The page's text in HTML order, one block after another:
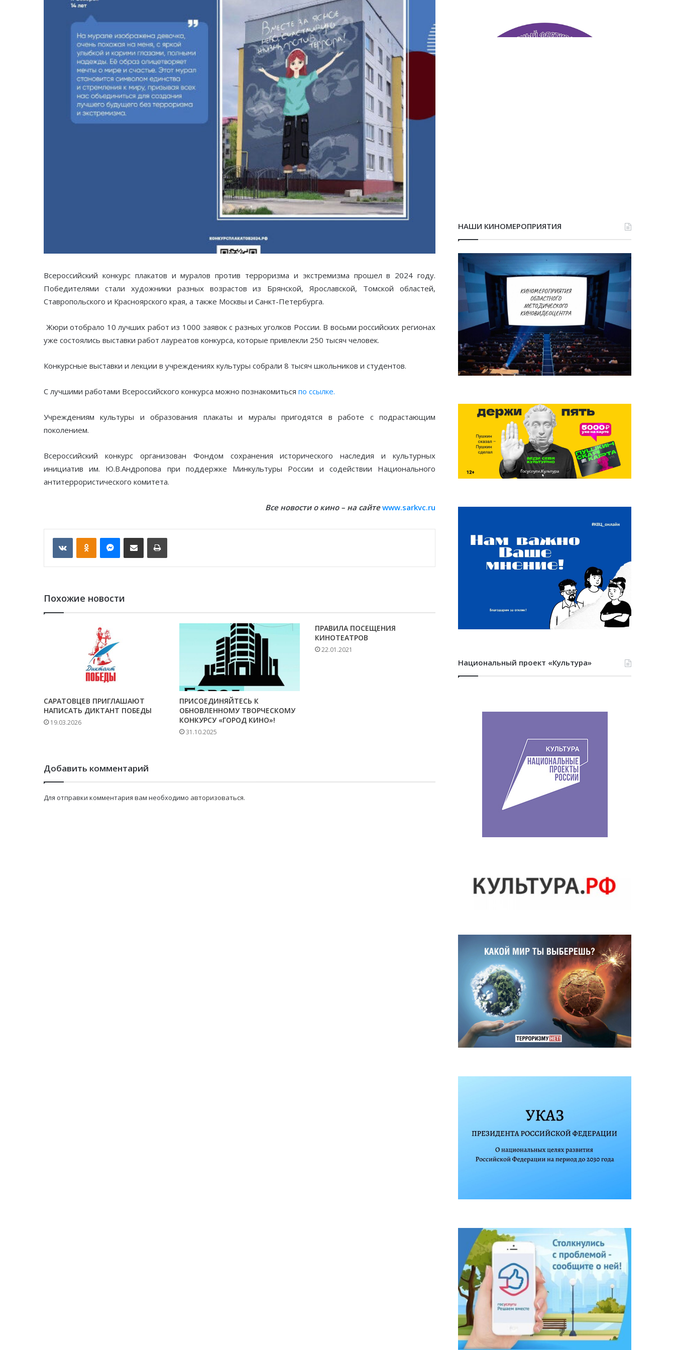
Всероссийский конкурс плакатов и муралов против терроризма и экстремизма прошел в 2024 году.
Победителями стали художники разных возрастов из Брянской, Ярославской, Томской областей,
Ставропольского и Красноярского края, а также Москвы и Санкт-Петербурга.
Жюри отобрало 10 лучших работ из 1000 заявок с разных уголков России. В восьми российских регионах
уже состоялись выставки работ лауреатов конкурса, которые привлекли 250 тысяч человек.
Конкурсные выставки и лекции в учреждениях культуры собрали 8 тысяч школьников и студентов.
С лучшими работами Всероссийского конкурса можно познакомиться по ссылке.
Учреждениям культуры и образования плакаты и муралы пригодятся в работе с подрастающим
поколением.
Всероссийский конкурс организован Фондом сохранения исторического наследия и культурных
инициатив им. Ю.В.Андропова при поддержке Минкультуры России и содействии Национального
антитеррористического комитета.
Все новости о кино – на сайтеwww.sarkvc.ru
VKontakte
Похожие новости
САРАТОВЦЕВ ПРИГЛАШАЮТ
НАПИСАТЬ ДИКТАНТ ПОБЕДЫ
19.03.2026
ПРИСОЕДИНЯЙТЕСЬ К
ОБНОВЛЕННОМУ ТВОРЧЕСКОМУ
КОНКУРСУ «ГОРОД КИНО»!
31.10.2025
ПРАВИЛА ПОСЕЩЕНИЯ
КИНОТЕАТРОВ
22.01.2021
Добавить комментарий
Для отправки комментария вам необходимо авторизоваться.
НАШИ КИНОМЕРОПРИЯТИЯ
Национальный проект «Культура»